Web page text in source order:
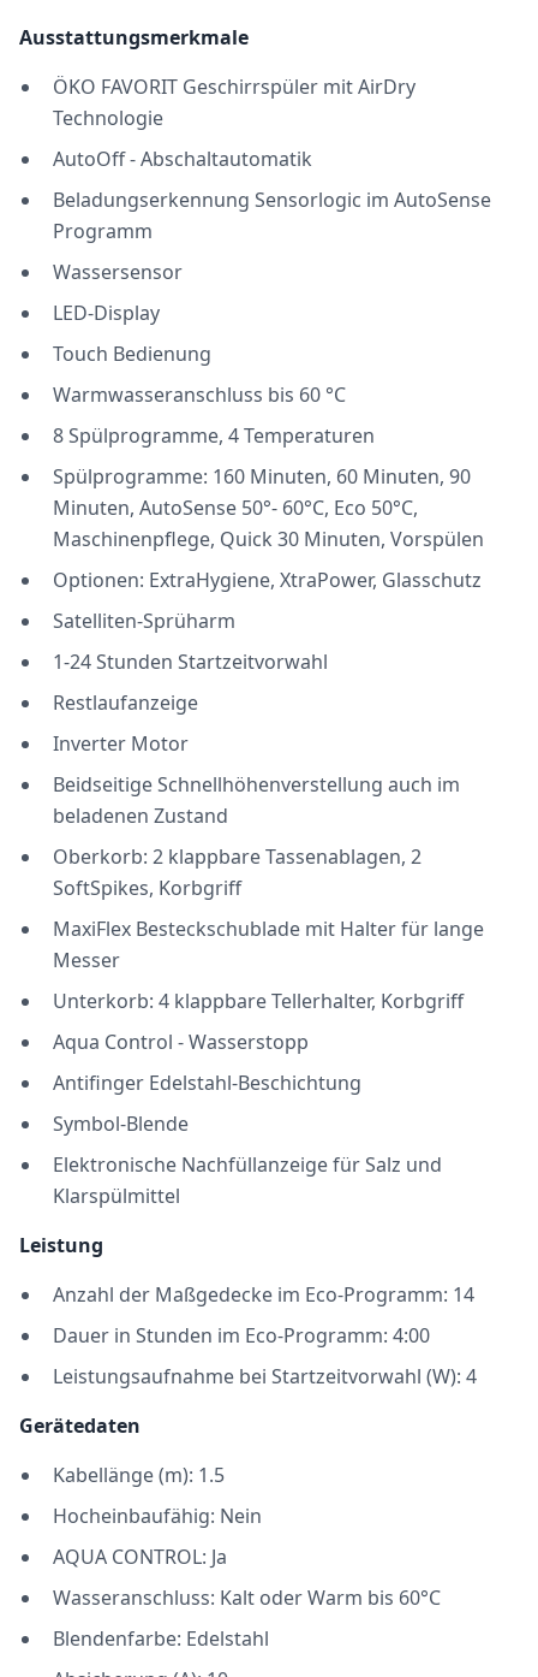
Ausstattungsmerkmale
ÖKO FAVORIT Geschirrspüler mit AirDry
Technologie
AutoOff - Abschaltautomatik
Beladungserkennung Sensorlogic im AutoSense
Programm
Wassersensor
LED-Display
Touch Bedienung
Warmwasseranschluss bis 60 °C
8 Spülprogramme, 4 Temperaturen
Spülprogramme: 160 Minuten, 60 Minuten, 90
Minuten, AutoSense 50°- 60°C, Eco 50°C,
Maschinenpflege, Quick 30 Minuten, Vorspülen
Optionen: ExtraHygiene, XtraPower, Glasschutz
Satelliten-Sprüharm
1-24 Stunden Startzeitvorwahl
Restlaufanzeige
Inverter Motor
Beidseitige Schnellhöhenverstellung auch im
beladenen Zustand
Oberkorb: 2 klappbare Tassenablagen, 2
SoftSpikes, Korbgriff
MaxiFlex Besteckschublade mit Halter für lange
Messer
Unterkorb: 4 klappbare Tellerhalter, Korbgriff
Aqua Control - Wasserstopp
Antifinger Edelstahl-Beschichtung
Symbol-Blende
Elektronische Nachfüllanzeige für Salz und
Klarspülmittel
Leistung
Anzahl der Maßgedecke im Eco-Programm: 14
Dauer in Stunden im Eco-Programm: 4:00
Leistungsaufnahme bei Startzeitvorwahl (W): 4
Gerätedaten
Kabellänge (m): 1.5
Hocheinbaufähig: Nein
AQUA CONTROL: Ja
Wasseranschluss: Kalt oder Warm bis 60°C
Blendenfarbe: Edelstahl